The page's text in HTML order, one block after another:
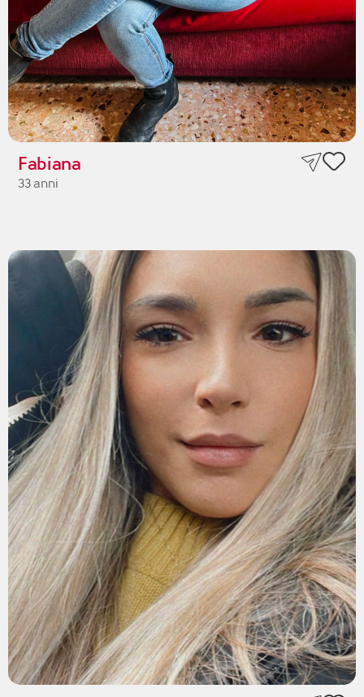
Fabiana
33 anni